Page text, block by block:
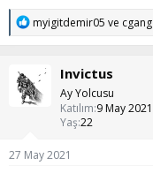
T
p
l
e
myigitdemir05 ve cgang
Invictus
Ay Yolcusu
Katılım 9 May 2021
Yaş 22
27 May 2021